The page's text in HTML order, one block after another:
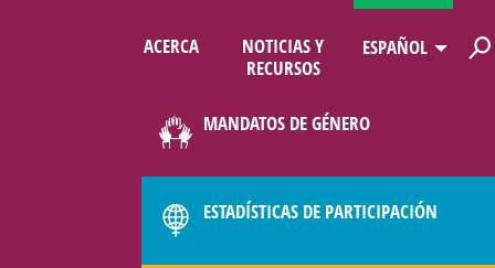
ACERCA
NOTICIAS Y
RECURSOS
ESPAÑOL
MANDATOS DE GÉNERO
ESTADÍSTICAS DE PARTICIPACIÓN